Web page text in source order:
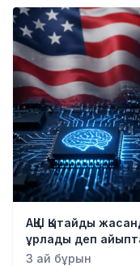
АҚШ Қытайды
ұрлады деп
3 ай бұрын